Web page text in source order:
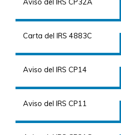
Aviso del IRS CP32A
Carta del IRS 4883C
Aviso del IRS CP14
Aviso del IRS CP11